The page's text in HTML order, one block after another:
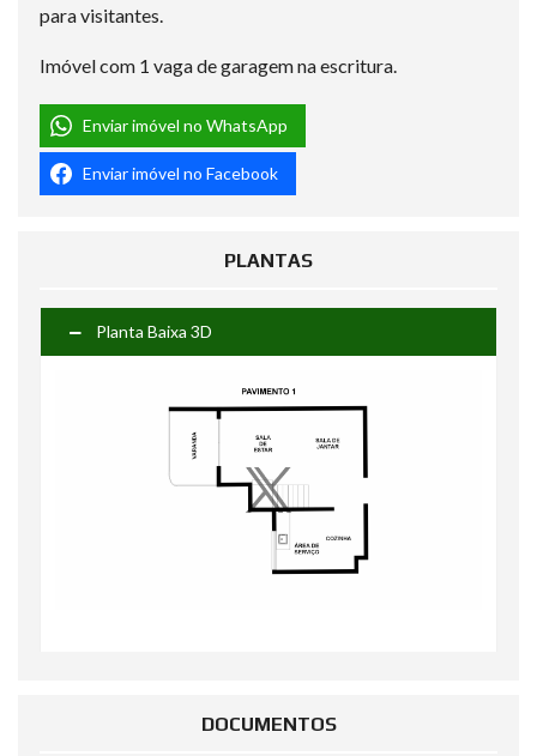
para visitantes.
Imóvel com 1 vaga de garagem na escritura.
Enviar imóvel no WhatsApp
Enviar imóvel no Facebook
PLANTAS
Planta Baixa 3D
DOCUMENTOS